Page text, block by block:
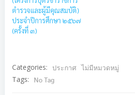
ตำรวจและผู้มีคุณสมบัติ)
ประจำปีการศึกษา ๒๕๖๗
(ครั้งที่ ๓)
Categories: ประกาศ ไม่มีหมวดหมู่
Tags:
No Tag